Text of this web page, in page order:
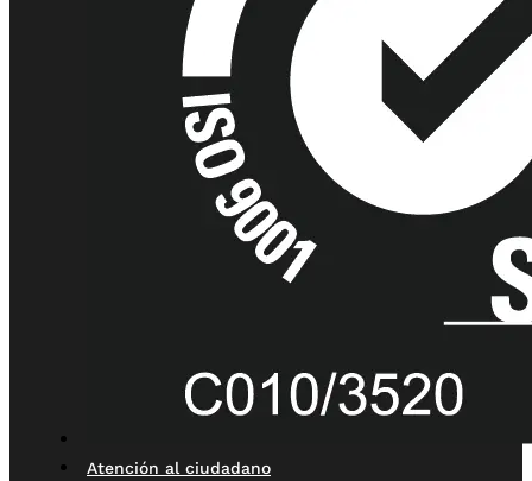
Atención al ciudadano